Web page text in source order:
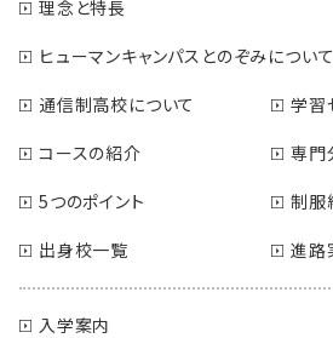
理念と特長
ヒューマンキャンパスとのぞみについて
通信制高校について
学習
コースの紹介
専門
5つのポイント
制服
出身校一覧
進路
入学案内